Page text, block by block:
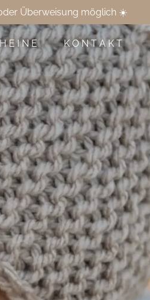
Überweisung möglich ☀️
E I N E K O N T A K T